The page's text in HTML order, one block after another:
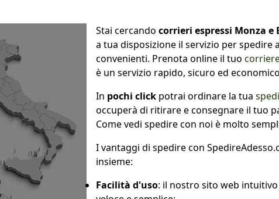
Stai cercando corrieri espressi Monza e
a tua disposizione il servizio per spedire
convenienti. Prenota online il tuo
è un servizio rapido, sicuro ed
In pochi click potrai ordinare la tua
occuperà di ritirare e consegnare il tuo
Come vedi spedire con noi è molto
I vantaggi di spedire con
insieme:
Facilità d'uso: il nostro sito web